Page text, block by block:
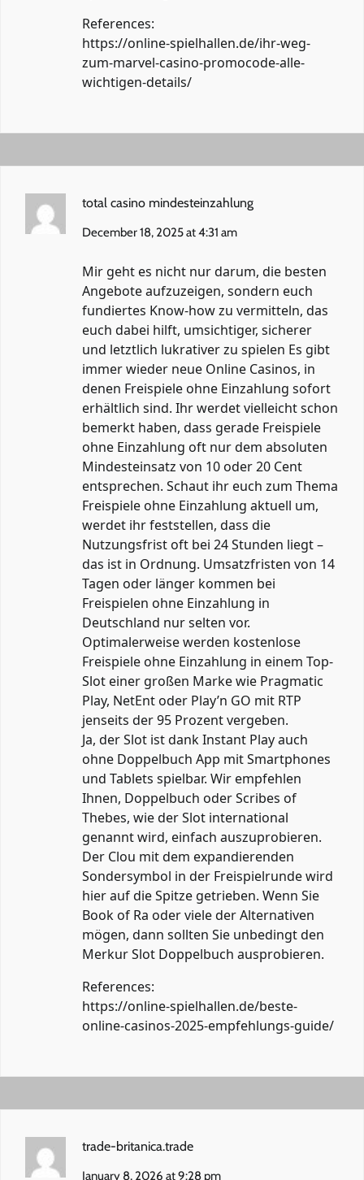
References:
https://online-spielhallen.de/ihr-weg-
zum-marvel-casino-promocode-alle-
wichtigen-details/
total casino mindesteinzahlung
December 18, 2025 at 4:31 am
Mir geht es nicht nur darum, die besten
Angebote aufzuzeigen, sondern euch
fundiertes Know-how zu vermitteln, das
euch dabei hilft, umsichtiger, sicherer
und letztlich lukrativer zu spielen Es gibt
immer wieder neue Online Casinos, in
denen Freispiele ohne Einzahlung sofort
erhältlich sind. Ihr werdet vielleicht schon
bemerkt haben, dass gerade Freispiele
ohne Einzahlung oft nur dem absoluten
Mindesteinsatz von 10 oder 20 Cent
entsprechen. Schaut ihr euch zum Thema
Freispiele ohne Einzahlung aktuell um,
werdet ihr feststellen, dass die
Nutzungsfrist oft bei 24 Stunden liegt –
das ist in Ordnung. Umsatzfristen von 14
Tagen oder länger kommen bei
Freispielen ohne Einzahlung in
Deutschland nur selten vor.
Optimalerweise werden kostenlose
Freispiele ohne Einzahlung in einem Top-
Slot einer großen Marke wie Pragmatic
Play, NetEnt oder Play’n GO mit RTP
jenseits der 95 Prozent vergeben.
Ja, der Slot ist dank Instant Play auch
ohne Doppelbuch App mit Smartphones
und Tablets spielbar. Wir empfehlen
Ihnen, Doppelbuch oder Scribes of
Thebes, wie der Slot international
genannt wird, einfach auszuprobieren.
Der Clou mit dem expandierenden
Sondersymbol in der Freispielrunde wird
hier auf die Spitze getrieben. Wenn Sie
Book of Ra oder viele der Alternativen
mögen, dann sollten Sie unbedingt den
Merkur Slot Doppelbuch ausprobieren.
References:
https://online-spielhallen.de/beste-
online-casinos-2025-empfehlungs-guide/
trade-britanica.trade
January 8, 2026 at 9:28 pm